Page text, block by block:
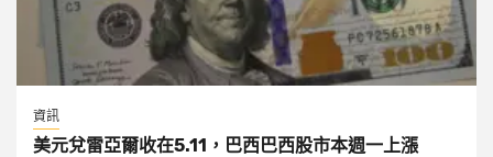
資訊
美元兌雷亞爾收在5.11，巴西巴西股市本週一上漲